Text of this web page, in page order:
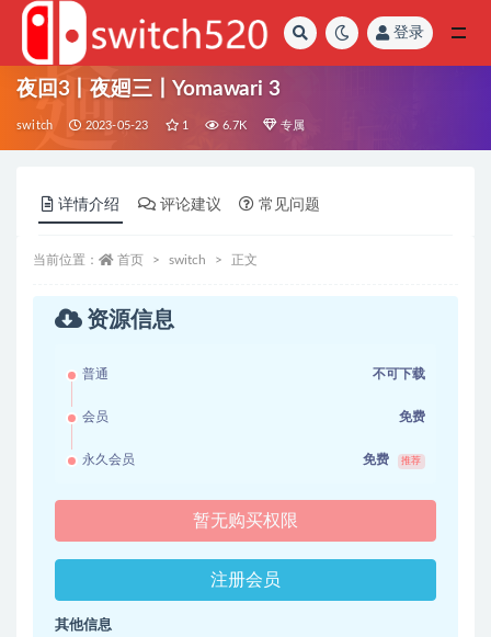
登录
夜回3丨夜廻三丨Yomawari 3
switch 2023-05-23 1 6.7K 专属
详情介绍 评论建议 常见问题
当前位置： 首页 switch 正文
资源信息
普通 不可下载
会员 免费
永久会员 免费 推荐
暂无购买权限
注册会员
其他信息